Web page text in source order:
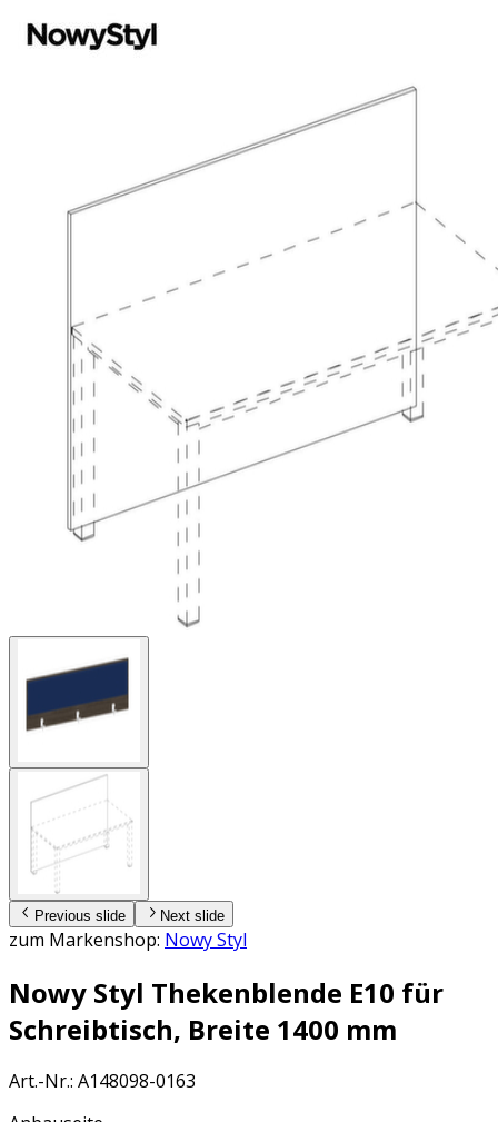
Previous slide Next slide
zum Markenshop: Nowy Styl
Nowy Styl Thekenblende E10 für
Schreibtisch, Breite 1400 mm
Art.-Nr.: A148098-0163